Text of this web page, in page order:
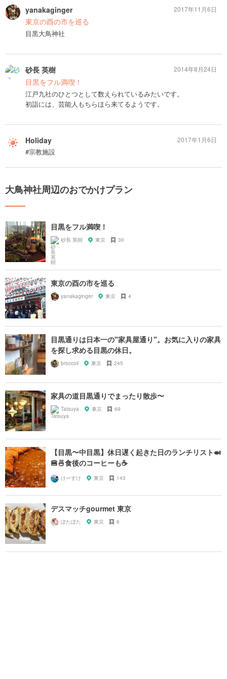
yanakaginger
東京の酉の市を巡る
目黒大鳥神社
2017年11月6日
砂長 英樹
目黒をフル満喫！
江戸九社のひとつとして数えられているみたいです。
初詣には、芸能人もちらほら来てるようです。
2014年8月24日
Holiday
#宗教施設
2017年1月6日
大鳥神社周辺のおでかけプラン
目黒をフル満喫！
砂長 英樹 東京 30
東京の酉の市を巡る
yanakaginger 東京 4
目黒通りは日本一の"家具屋通り"。お気に入りの家具
を探し求める目黒の休日。
broccoli 東京 245
家具の道目黒通りでまったり散歩〜
Tatsuya 東京 69
【目黒〜中目黒】休日遅く起きた日のランチリスト🍛
🍔🍜食後のコーヒーも☕️
けーすけ 東京 143
デスマッチgourmet 東京
ぽたぽた 東京 6